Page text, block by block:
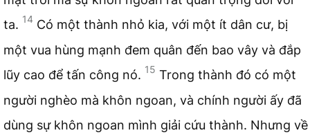
ta. 14 Có một thành nhỏ kia, với một ít dân cư, bị
một vua hùng mạnh đem quân đến bao vây và đắp
lũy cao để tấn công nó. 15 Trong thành đó có một
người nghèo mà khôn ngoan, và chính người ấy đã
dùng sự khôn ngoan mình giải cứu thành. Nhưng về